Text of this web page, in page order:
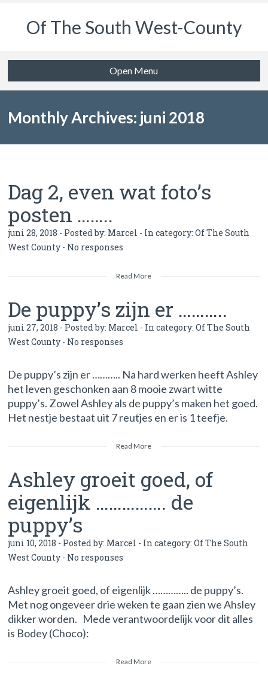
Of The South West-County
Open Menu
Monthly Archives: juni 2018
Dag 2, even wat foto’s
posten ……..
juni 28, 2018 - Posted by: Marcel - In category:Of The South
West County - No responses
Read More
De puppy’s zijn er ………..
juni 27, 2018 - Posted by: Marcel - In category:Of The South
West County - No responses
De puppy’s zijn er ……….. Na hard werken heeft Ashley
het leven geschonken aan 8 mooie zwart witte
puppy’s. Zowel Ashley als de puppy’s maken het goed.
Het nestje bestaat uit 7 reutjes en er is 1 teefje.
Read More
Ashley groeit goed, of
eigenlijk ……………. de
puppy’s
juni 10, 2018 - Posted by: Marcel - In category:Of The South
West County - No responses
Ashley groeit goed, of eigenlijk ………….. de puppy’s.
Met nog ongeveer drie weken te gaan zien we Ahsley
dikker worden. Mede verantwoordelijk voor dit alles
is Bodey (Choco):
Read More